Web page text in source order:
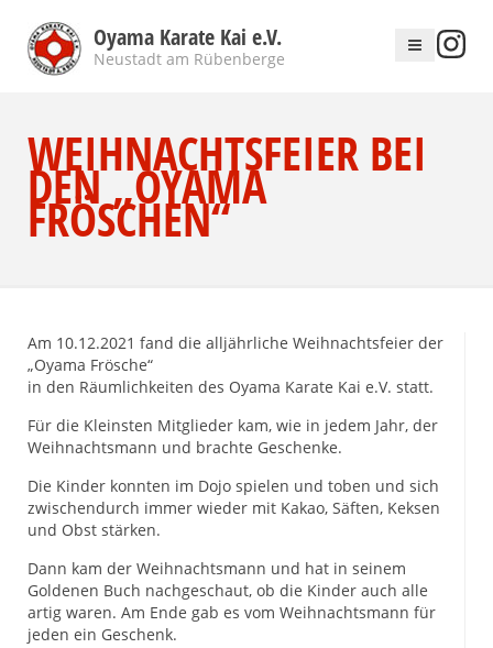
Oyama Karate Kai e.V.
Neustadt am Rübenberge
WEIHNACHTSFEIER BEI
DEN „OYAMA
FRÖSCHEN“
Am 10.12.2021 fand die alljährliche Weihnachtsfeier der
„Oyama Frösche“
in den Räumlichkeiten des Oyama Karate Kai e.V. statt.
Für die Kleinsten Mitglieder kam, wie in jedem Jahr, der
Weihnachtsmann und brachte Geschenke.
Die Kinder konnten im Dojo spielen und toben und sich
zwischendurch immer wieder mit Kakao, Säften, Keksen
und Obst stärken.
Dann kam der Weihnachtsmann und hat in seinem
Goldenen Buch nachgeschaut, ob die Kinder auch alle
artig waren. Am Ende gab es vom Weihnachtsmann für
jeden ein Geschenk.